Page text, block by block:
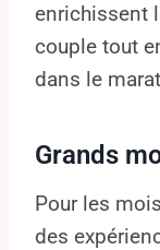
enrichissent
couple tout
dans le
Grands
Pour les
des